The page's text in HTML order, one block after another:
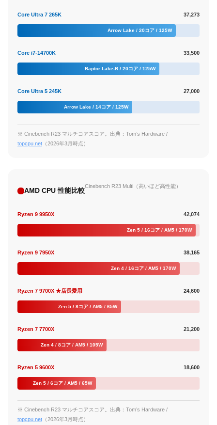
Core Ultra 7 265K 37,273
Arrow Lake / 20コア / 125W
Core i7-14700K 33,500
Raptor Lake-R / 20コア / 125W
Core Ultra 5 245K 27,000
Arrow Lake / 14コア / 125W
※ Cinebench R23 マルチコアスコア。出典：Tom’s Hardware /
topcpu.net （2026年3月時点）
AMD CPU 性能比較
Cinebench R23 Multi（高いほど高性能）
Ryzen 9 9950X 42,074
Zen 5 / 16コア / AM5 / 170W
Ryzen 9 7950X 38,165
Zen 4 / 16コア / AM5 / 170W
Ryzen 7 9700X ★店長愛用 24,600
Zen 5 / 8コア / AM5 / 65W
Ryzen 7 7700X 21,200
Zen 4 / 8コア / AM5 / 105W
Ryzen 5 9600X 18,600
Zen 5 / 6コア / AM5 / 65W
※ Cinebench R23 マルチコアスコア。出典：Tom’s Hardware /
topcpu.net （2026年3月時点）